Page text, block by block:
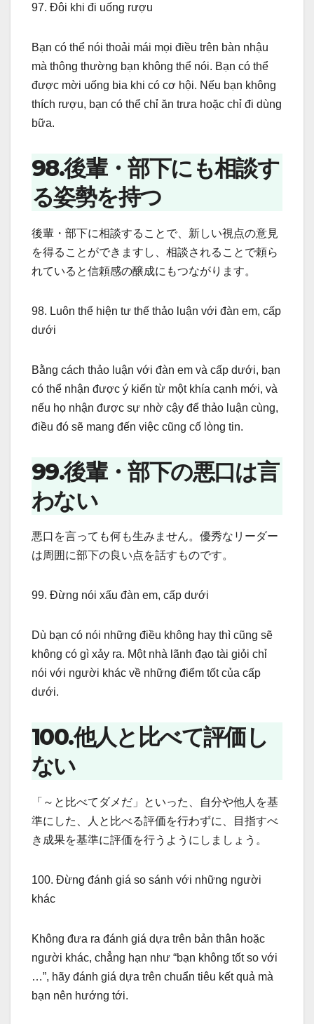
97. Đôi khi đi uống rượu
Bạn có thể nói thoải mái mọi điều trên bàn nhậu
mà thông thường bạn không thể nói. Bạn có thể
được mời uống bia khi có cơ hội. Nếu bạn không
thích rượu, bạn có thể chỉ ăn trưa hoặc chỉ đi dùng
bữa.
98.後輩・部下にも相談す
る姿勢を持つ
後輩・部下に相談することで、新しい視点の意見
を得ることができますし、相談されることで頼ら
れていると信頼感の醸成にもつながります。
98. Luôn thể hiện tư thế thảo luận với đàn em, cấp
dưới
Bằng cách thảo luận với đàn em và cấp dưới, bạn
có thể nhận được ý kiến từ một khía cạnh mới, và
nếu họ nhận được sự nhờ cậy để thảo luận cùng,
điều đó sẽ mang đến việc cũng cố lòng tin.
99.後輩・部下の悪口は言
わない
悪口を言っても何も生みません。優秀なリーダー
は周囲に部下の良い点を話すものです。
99. Đừng nói xấu đàn em, cấp dưới
Dù bạn có nói những điều không hay thì cũng sẽ
không có gì xảy ra. Một nhà lãnh đạo tài giỏi chỉ
nói với người khác về những điểm tốt của cấp
dưới.
100.他人と比べて評価し
ない
「～と比べてダメだ」といった、自分や他人を基
準にした、人と比べる評価を行わずに、目指すべ
き成果を基準に評価を行うようにしましょう。
100. Đừng đánh giá so sánh với những người
khác
Không đưa ra đánh giá dựa trên bản thân hoặc
người khác, chẳng hạn như “bạn không tốt so với
…”, hãy đánh giá dựa trên chuẩn tiêu kết quả mà
bạn nên hướng tới.